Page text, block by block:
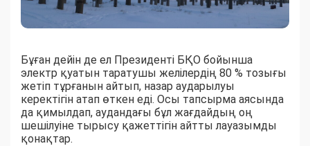
Бұған дейін де ел Президенті БҚО бойынша
электр қуатын таратушы желілердің 80 % тозығы
жетіп тұрғанын айтып, назар аударылуы
керектігін атап өткен еді. Осы тапсырма аясында
да қимылдап, аудандағы бұл жағдайдың оң
шешілуіне тырысу қажеттігін айтты лауазымды
қонақтар.